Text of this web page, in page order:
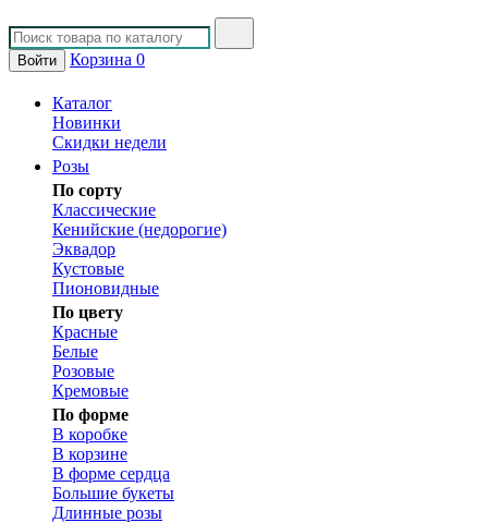
Войти Корзина 0
Каталог
Новинки
Скидки недели
Розы
По сорту
Классические
Кенийские (недорогие)
Эквадор
Кустовые
Пионовидные
По цвету
Красные
Белые
Розовые
Кремовые
По форме
В коробке
В корзине
В форме сердца
Большие букеты
Длинные розы